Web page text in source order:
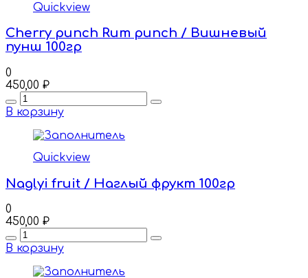
Quickview
Cherry punch Rum punch / Вишневый
пунш 100гр
0
450,00 ₽
Quantity
В корзину
Quickview
Naglyi fruit / Наглый фрукт 100гр
0
450,00 ₽
Quantity
В корзину